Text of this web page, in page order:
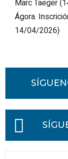
Marc Taeger(
Ágora.
14/04/2026)